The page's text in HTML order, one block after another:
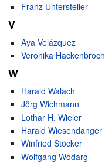
Franz Untersteller
V
Aya Velázquez
Veronika Hackenbroch
W
Harald Walach
Jörg Wichmann
Lothar H. Wieler
Harald Wiesendanger
Winfried Stöcker
Wolfgang Wodarg